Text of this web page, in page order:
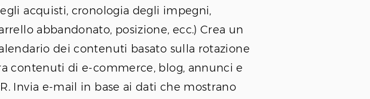
acquisti, cronologia degli impegni,
abbandonato, posizione, ecc.) Crea un
dei contenuti basato sulla rotazione
contenuti di e-commerce, blog, annunci e
Invia e-mail in base ai dati che mostrano